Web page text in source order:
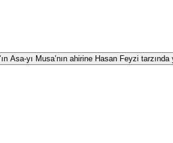
Asa-yı Musa’nın ahirine Hasan Feyzi